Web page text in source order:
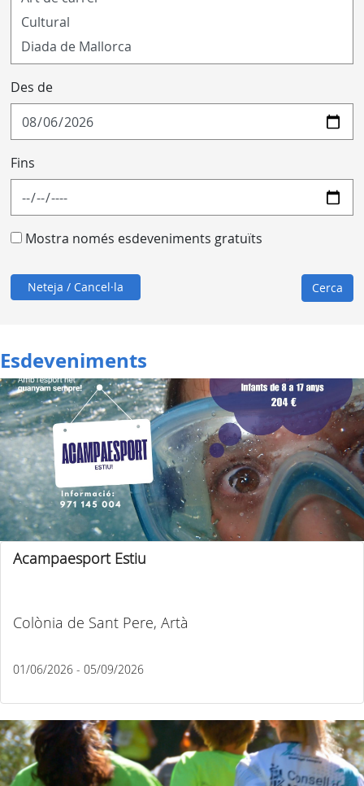
Des de
Fins
Mostra només esdeveniments gratuïts
Neteja / Cancel·la Cerca
Esdeveniments
Acampaesport Estiu
Colònia de Sant Pere, Artà
01/06/2026 - 05/09/2026